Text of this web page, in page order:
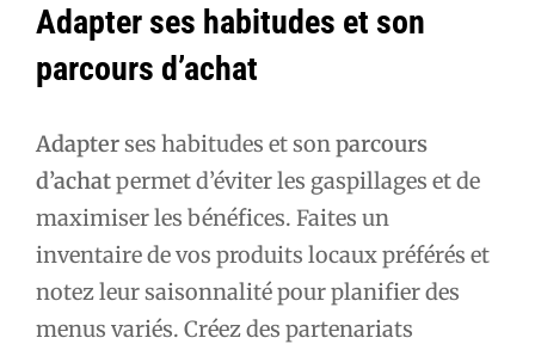
Adapter ses habitudes et son
parcours d’achat
Adapterses habitudes et sonparcours
d’achatpermet d’éviter les gaspillages et de
maximiser les bénéfices. Faites un
inventaire de vos produits locaux préférés et
notez leur saisonnalité pour planifier des
menus variés. Créez des partenariats